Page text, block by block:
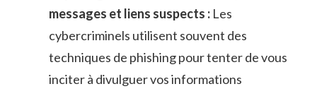
messages et‍ liens suspects ‌: Les
cybercriminels utilisent souvent des
techniques de phishing pour tenter de ⁤vous
‌inciter à divulguer ⁤vos informations